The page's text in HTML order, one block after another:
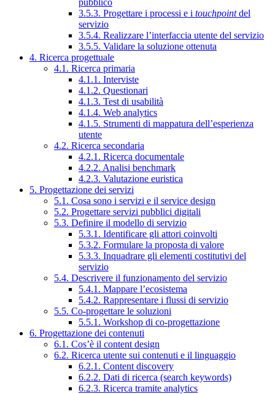
pubblico
3.5.3. Progettare i processi e i touchpointdel
servizio
3.5.4. Realizzare l’interfaccia utente del servizio
3.5.5. Validare la soluzione ottenuta
4. Ricerca progettuale
4.1. Ricerca primaria
4.1.1. Interviste
4.1.2. Questionari
4.1.3. Test di usabilità
4.1.4. Web analytics
4.1.5. Strumenti di mappatura dell’esperienza
utente
4.2. Ricerca secondaria
4.2.1. Ricerca documentale
4.2.2. Analisi benchmark
4.2.3. Valutazione euristica
5. Progettazione dei servizi
5.1. Cosa sono i servizi e il service design
5.2. Progettare servizi pubblici digitali
5.3. Definire il modello di servizio
5.3.1. Identificare gli attori coinvolti
5.3.2. Formulare la proposta di valore
5.3.3. Inquadrare gli elementi costitutivi del
servizio
5.4. Descrivere il funzionamento del servizio
5.4.1. Mappare l’ecosistema
5.4.2. Rappresentare i flussi di servizio
5.5. Co-progettare le soluzioni
5.5.1. Workshop di co-progettazione
6. Progettazione dei contenuti
6.1. Cos’è il content design
6.2. Ricerca utente sui contenuti e il linguaggio
6.2.1. Content discovery
6.2.2. Dati di ricerca (search keywords)
6.2.3. Ricerca tramite analytics